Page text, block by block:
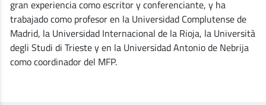
gran experiencia como escritor y conferenciante, y ha
trabajado como profesor en la Universidad Complutense de
Madrid, la Universidad Internacional de la Rioja, la Università
degli Studi di Trieste y en la Universidad Antonio de Nebrija
como coordinador del MFP.